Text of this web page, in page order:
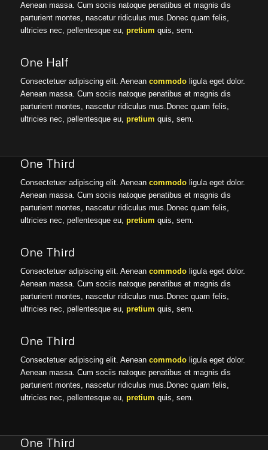
Aenean massa. Cum sociis natoque penatibus et magnis dis
parturient montes, nascetur ridiculus mus.Donec quam felis,
ultricies nec, pellentesque eu, pretium quis, sem.
One Half
Consectetuer adipiscing elit. Aenean commodoligula eget dolor.
Aenean massa. Cum sociis natoque penatibus et magnis dis
parturient montes, nascetur ridiculus mus.Donec quam felis,
ultricies nec, pellentesque eu, pretium quis, sem.
One Third
Consectetuer adipiscing elit. Aenean commodoligula eget dolor.
Aenean massa. Cum sociis natoque penatibus et magnis dis
parturient montes, nascetur ridiculus mus.Donec quam felis,
ultricies nec, pellentesque eu, pretium quis, sem.
One Third
Consectetuer adipiscing elit. Aenean commodoligula eget dolor.
Aenean massa. Cum sociis natoque penatibus et magnis dis
parturient montes, nascetur ridiculus mus.Donec quam felis,
ultricies nec, pellentesque eu, pretium quis, sem.
One Third
Consectetuer adipiscing elit. Aenean commodoligula eget dolor.
Aenean massa. Cum sociis natoque penatibus et magnis dis
parturient montes, nascetur ridiculus mus.Donec quam felis,
ultricies nec, pellentesque eu, pretium quis, sem.
One Third